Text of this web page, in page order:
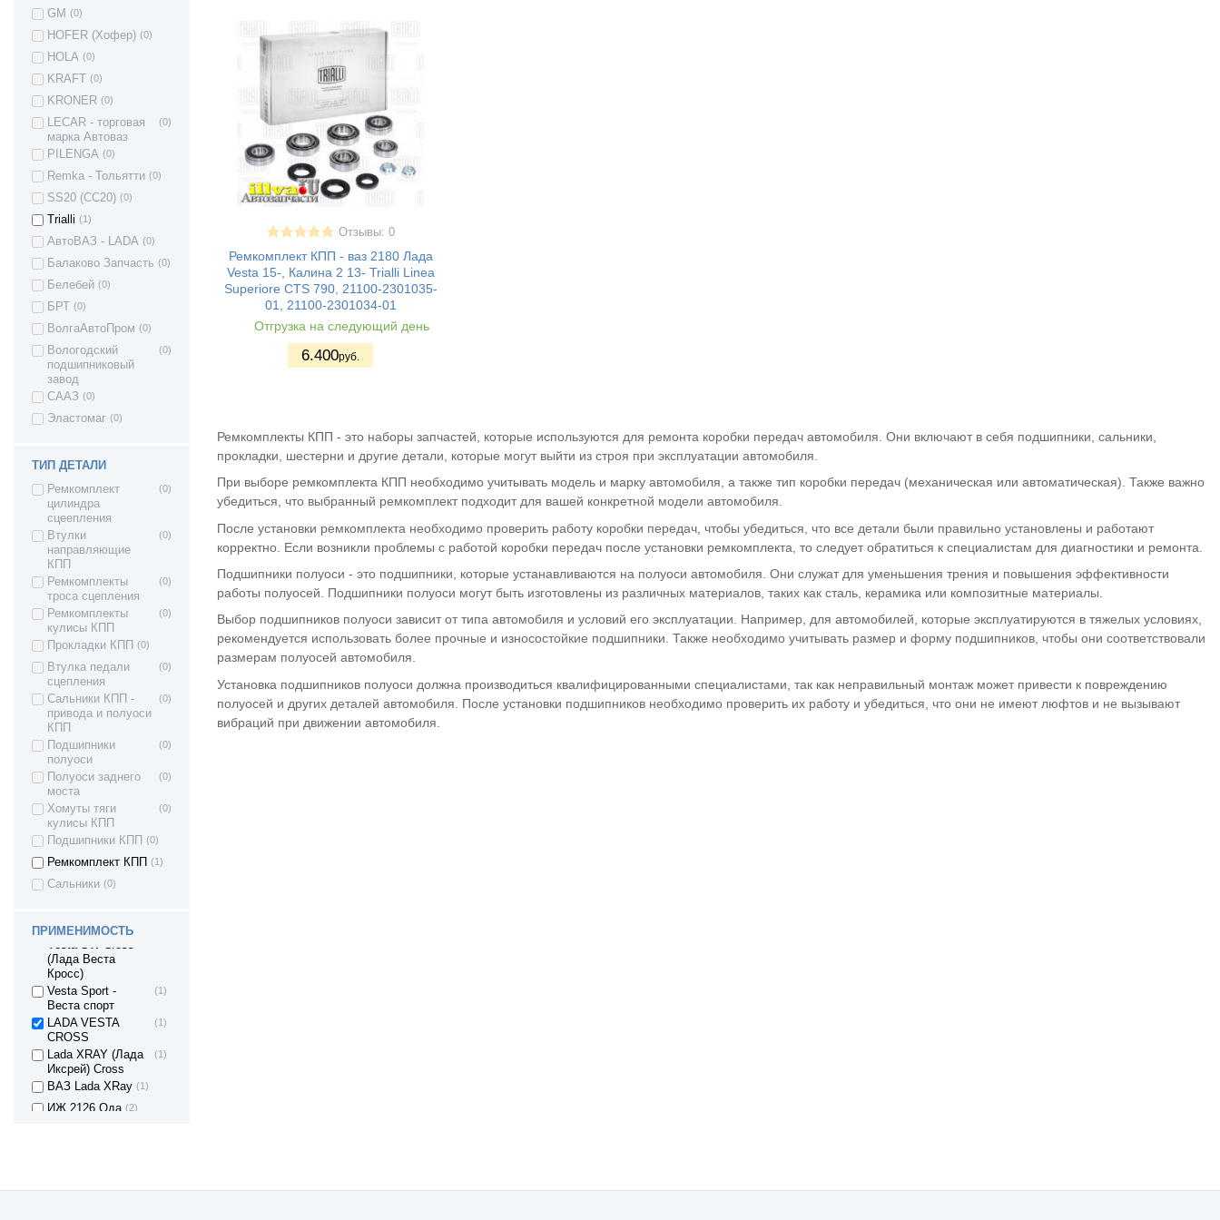
GM (0)
HOFER (Хофер) (0)
HOLA (0)
KRAFT (0)
KRONER (0)
LECAR - торговая
марка Автоваз
(0)
PILENGA (0)
Remka - Тольятти (0)
SS20 (СС20) (0)
Trialli (1)
АвтоВАЗ - LADA (0)
Балаково Запчасть (0)
Белебей (0)
БРТ (0)
ВолгаАвтоПром (0)
Вологодский
подшипниковый
завод
(0)
СААЗ (0)
Эластомаг (0)
ТИП ДЕТАЛИ
Ремкомплект
цилиндра
сцеепления
(0)
Втулки
направляющие
КПП
(0)
Ремкомплекты
троса сцепления
(0)
Ремкомплекты
кулисы КПП
(0)
Прокладки КПП (0)
Втулка педали
сцепления
(0)
Сальники КПП -
привода и полуоси
КПП
(0)
Подшипники
полуоси
(0)
Полуоси заднего
моста
(0)
Хомуты тяги
кулисы КПП
(0)
Подшипники КПП (0)
Ремкомплект КПП (1)
Сальники (0)
ПРИМЕНИМОСТЬ
ВАЗ 2109 - Лада/
Спутник/
Самара1
ВАЗ 21099 -
Лада/ Самара1
Самара II 3дв.
хетч
ВАЗ 2114 - Лада
Самара II 5дв.
ВАЗ 2115 - Лада
Самара II седан
(20)
ВАЗ 2110 - Лада
ВАЗ 2111 - Лада
111
(16)
ВАЗ 2112 - Лада
ВАЗ 2120 - Лада
Надежда
ВАЗ 2170 -
Приора седан
ВАЗ 21708 -
Приора премьер
универсал
ВАЗ 21728 -
Приора купе
ВАЗ 2190 -
Гранта седан
ВАЗ 21928 - Kalina
II Kross
(9)
ВАЗ 21905 -
Гранта седан
(Sport)
ВАЗ 2191 -
Гранта хетчбек
(лифтбек)
(10)
II Хэтчбек
Lada Kalina 2
Granta FL (2194)
Cross
ВАЗ 1111 - Ока
ВАЗ 1117 - Калина
I универсал
ВАЗ 1118 - Калина
I седан
ВАЗ 1119 - Калина
I хетчбек
Калина I спорт
ВАЗ 2180 - Lada
ВАЗ 2181 LADA
Vesta SW Cross
(Лада Веста
Кросс)
Vesta Sport -
Веста спорт
(1)
LADA VESTA
CROSS
(1)
Lada XRAY (Лада
Иксрей) Cross
(1)
ВАЗ Lada XRay (1)
ИЖ 2126 Ода (2)
Отзывы: 0
Ремкомплект КПП - ваз 2180 Лада
Vesta 15-, Калина 2 13- Trialli Linea
Superiore CTS 790, 21100-2301035-
01, 21100-2301034-01
Отгрузка на следующий день
6.400руб.
Ремкомплекты КПП - это наборы запчастей, которые используются для ремонта коробки передач автомобиля. Они включают в себя подшипники, сальники,
прокладки, шестерни и другие детали, которые могут выйти из строя при эксплуатации автомобиля.
При выборе ремкомплекта КПП необходимо учитывать модель и марку автомобиля, а также тип коробки передач (механическая или автоматическая). Также важно
убедиться, что выбранный ремкомплект подходит для вашей конкретной модели автомобиля.
После установки ремкомплекта необходимо проверить работу коробки передач, чтобы убедиться, что все детали были правильно установлены и работают
корректно. Если возникли проблемы с работой коробки передач после установки ремкомплекта, то следует обратиться к специалистам для диагностики и ремонта.
Подшипники полуоси - это подшипники, которые устанавливаются на полуоси автомобиля. Они служат для уменьшения трения и повышения эффективности
работы полуосей. Подшипники полуоси могут быть изготовлены из различных материалов, таких как сталь, керамика или композитные материалы.
Выбор подшипников полуоси зависит от типа автомобиля и условий его эксплуатации. Например, для автомобилей, которые эксплуатируются в тяжелых условиях,
рекомендуется использовать более прочные и износостойкие подшипники. Также необходимо учитывать размер и форму подшипников, чтобы они соответствовали
размерам полуосей автомобиля.
Установка подшипников полуоси должна производиться квалифицированными специалистами, так как неправильный монтаж может привести к повреждению
полуосей и других деталей автомобиля. После установки подшипников необходимо проверить их работу и убедиться, что они не имеют люфтов и не вызывают
вибраций при движении автомобиля.